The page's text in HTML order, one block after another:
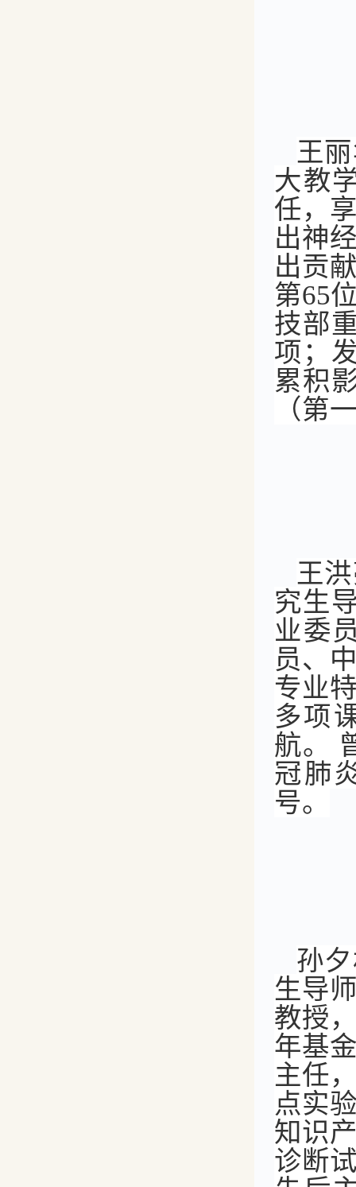
王
大教
任，
出神
出贡
第65
技部
项；
累积
（第
王
究生
业委
员、
专业
多项
航。
冠肺
号。
孙
生导
教授
年基
主任
点实
知识
诊断